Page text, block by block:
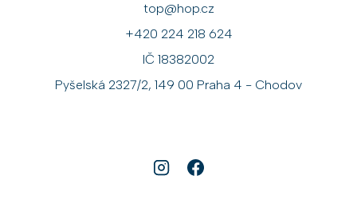
top@hop.cz
+420 224 218 624
IČ 18382002
Pyšelská 2327/2, 149 00 Praha 4 - Chodov